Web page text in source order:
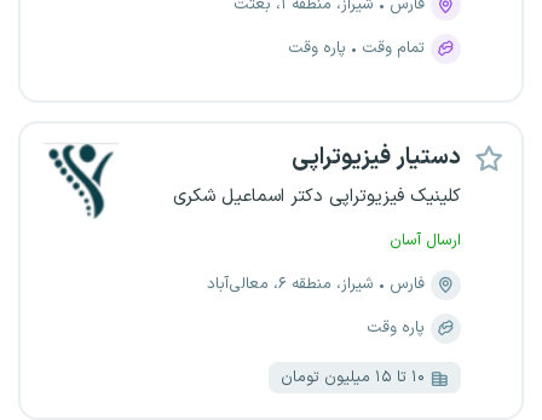
فارس
شیراز، منطقه ۱، بعثت
تمام وقت
پاره وقت
دستیار فیزیوتراپی
کلینیک فیزیوتراپی دکتر اسماعیل شکری
ارسال آسان
فارس
شیراز، منطقه ۶، معالی‌آباد
پاره وقت
۱۰ تا ۱۵ میلیون تومان